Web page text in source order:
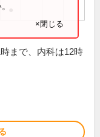
×閉じる
まで、内科は12時